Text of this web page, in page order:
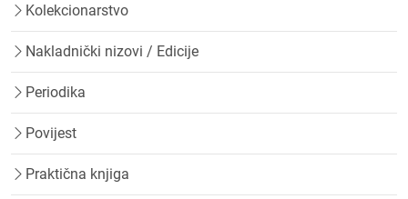
Kolekcionarstvo
Nakladnički nizovi / Edicije
Periodika
Povijest
Praktična knjiga